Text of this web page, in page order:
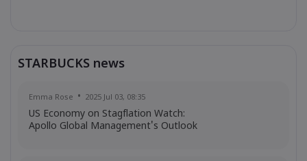
STARBUCKS news
Emma Rose 2025 Jul 03, 08:35
US Economy on Stagflation Watch:
Apollo Global Management's Outlook